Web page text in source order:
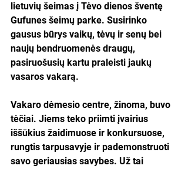
lietuvių šeimas į Tėvo dienos šventę
Gufunes šeimų parke. Susirinko
gausus būrys vaikų, tėvų ir senų bei
naujų bendruomenės draugų,
pasiruošusių kartu praleisti jaukų
vasaros vakarą.
Vakaro dėmesio centre, žinoma, buvo
tėčiai. Jiems teko priimti įvairius
iššūkius žaidimuose ir konkursuose,
rungtis tarpusavyje ir pademonstruoti
savo geriausias savybes. Už tai